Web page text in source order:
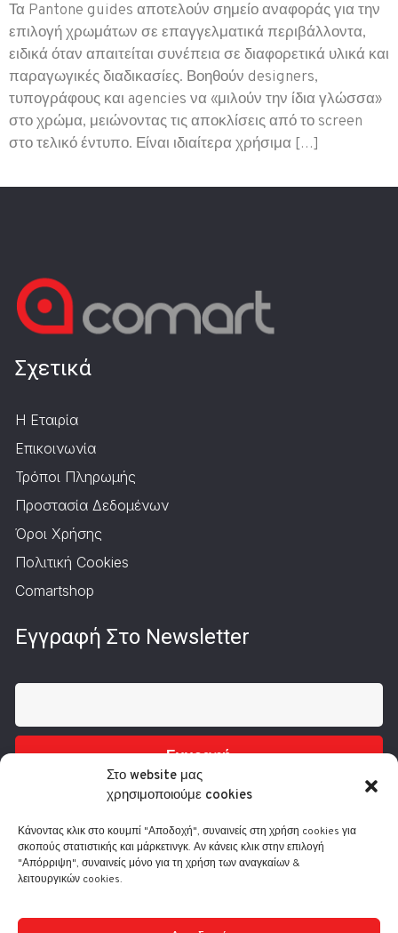
Στο website μας
χρησιμοποιούμε cookies
Κάνοντας κλικ στο κουμπί "Αποδοχή", συναινείς στη χρήση cookies για
σκοπούς στατιστικής και μάρκετινγκ. Αν κάνεις κλικ στην επιλογή
"Απόρριψη", συναινείς μόνο για τη χρήση των αναγκαίων &
λειτουργικών cookies.
Τα Pantone guides αποτελούν σημείο αναφοράς για την
επιλογή χρωμάτων σε επαγγελματικά περιβάλλοντα,
ειδικά όταν απαιτείται συνέπεια σε διαφορετικά υλικά και
παραγωγικές διαδικασίες. Βοηθούν designers,
τυπογράφους και agencies να «μιλούν την ίδια γλώσσα»
στο χρώμα, μειώνοντας τις αποκλίσεις από το screen
στο τελικό έντυπο. Είναι ιδιαίτερα χρήσιμα […]
Σχετικά
Η Εταιρία
Επικοινωνία
Τρόποι Πληρωμής
Προστασία Δεδομένων
Όροι Χρήσης
Πολιτική Cookies
Comartshop
Εγγραφή Στο Newsletter
Εγγραφή
Τηλ.: 210 3416200